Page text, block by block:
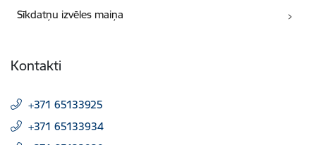
Sīkdatņu izvēles maiņa
Kontakti
+371 65133925
+371 65133934